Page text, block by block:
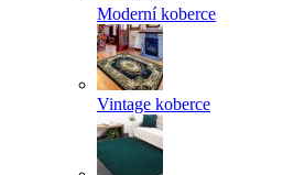
Moderní koberce
Vintage koberce